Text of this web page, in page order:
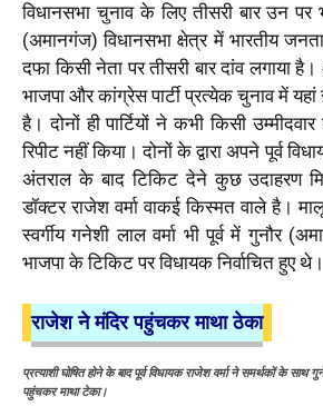
विधानसभा चुनाव के लिए तीसरी बार उन पर
(अमानगंज) विधानसभा क्षेत्र में भारतीय
दफा किसी नेता पर तीसरी बार दांव लगाया
भाजपा और कांग्रेस पार्टी प्रत्येक चुनाव में यहां
है। दोनों ही पार्टियों ने कभी किसी
रिपीट नहीं किया। दोनों के द्वारा अपने पूर्व
अंतराल के बाद टिकिट देने कुछ उदाहरण
डॉक्टर राजेश वर्मा वाकई किस्मत वाले है।
स्वर्गीय गनेशी लाल वर्मा भी पूर्व में गुनौर
भाजपा के टिकिट पर विधायक निर्वाचित हुए थे।
राजेश ने मंदिर पहुंचकर माथा ठेका
प्रत्याशी घोषित होने के बाद पूर्व विधायक राजेश वर्मा ने समर्थकों के साथ
पहुंचकर माथा टेका।